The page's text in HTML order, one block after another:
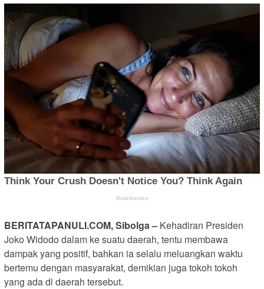
BERITATAPANULI.COM, Sibolga – Kehadiran Presiden
Joko Widodo dalam ke suatu daerah, tentu membawa
dampak yang positif, bahkan ia selalu meluangkan waktu
bertemu dengan masyarakat, demikian juga tokoh tokoh
yang ada di daerah tersebut.